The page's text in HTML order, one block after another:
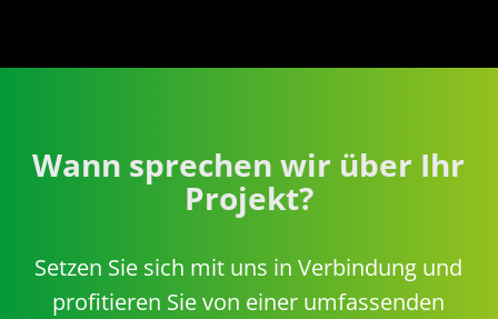
Wann sprechen wir über Ihr
Projekt?
Setzen Sie sich mit uns in Verbindung und
profitieren Sie von einer umfassenden